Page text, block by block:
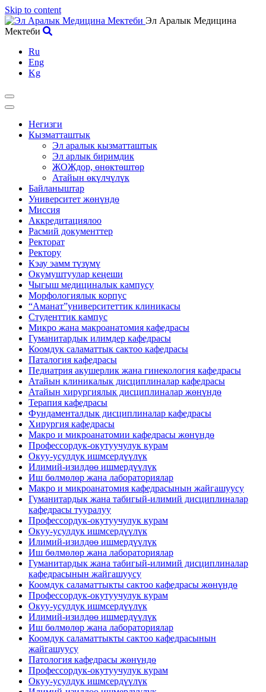
Skip to content
Эл Аралык Медицина
Мектеби
Ru
Eng
Kg
Негизги
Кызматташтык
Эл аралык кызматташтык
Эл арлык биримдик
ЖОЖдор, өнөктөштөр
Атайын өкүлчүлүк
Байланыштар
Университет жөнүндө
Миссия
Аккредитациялоо
Расмий документтер
Ректорат
Ректору
Кэау эамм түзүмү
Окумуштуулар кеңеши
Чыгыш медициналык кампусу
Морфологиялык корпус
“Аманат”университеттик клиникасы
Студенттик кампус
Микро жана макроанатомия кафедрасы
Гуманитардык илимдер кафедрасы
Коомдук саламаттык сактоо кафедрасы
Паталогия кафедрасы
Педиатрия акушерлик жана гинекология кафедрасы
Атайын клиникалык дисциплиналар кафедрасы
Атайын хирургиялык дисциплиналар жөнүндө
Терапия кафедрасы
Фундаменталдык дисциплиналар кафедрасы
Хирургия кафедрасы
Макро и микроанатомии кафедрасы жөнүндө
Профессордук-окутуучулук курам
Окуу-усулдук ишмсердүүлүк
Илимий-изилдөө ишмердүүлүк
Иш бөлмөлөр жана лабораториялар
Макро и микроанатомия кафедрасынын жайгашуусу
Гуманитардык жана табигый-илимий дисциплиналар
кафедрасы тууралуу
Профессордук-окутуучулук курам
Окуу-усулдук ишмсердүүлүк
Илимий-изилдөө ишмердүүлүк
Иш бөлмөлөр жана лабораториялар
Гуманитардык жана табигый-илимий дисциплиналар
кафедрасынын жайгашуусу
Коомдук саламаттыкты сактоо кафедрасы жөнүндө
Профессордук-окутуучулук курам
Окуу-усулдук ишмсердүүлүк
Илимий-изилдөө ишмердүүлүк
Иш бөлмөлөр жана лабораториялар
Коомдук саламаттыкты сактоо кафедрасынын
жайгашуусу
Патология кафедрасы жөнүндө
Профессордук-окутуучулук курам
Окуу-усулдук ишмсердүүлүк